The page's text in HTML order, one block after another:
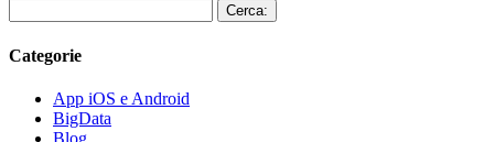
Cerca:
Categorie
App iOS e Android
BigData
Blog